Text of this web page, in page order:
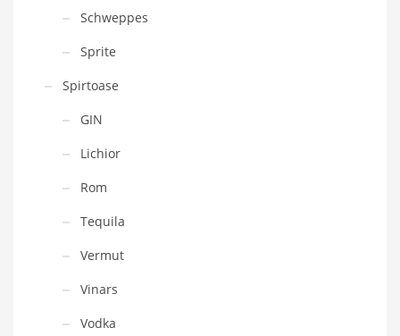
Schweppes
Sprite
Spirtoase
GIN
Lichior
Rom
Tequila
Vermut
Vinars
Vodka